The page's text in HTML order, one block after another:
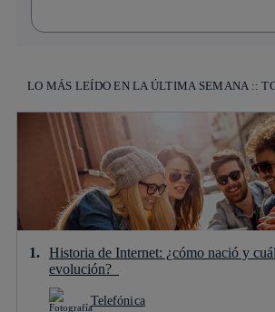
LO MÁS LEÍDO EN LA ÚLTIMA SEMANA ::
Historia de Internet: ¿cómo nació y
evolución?
Telefónica